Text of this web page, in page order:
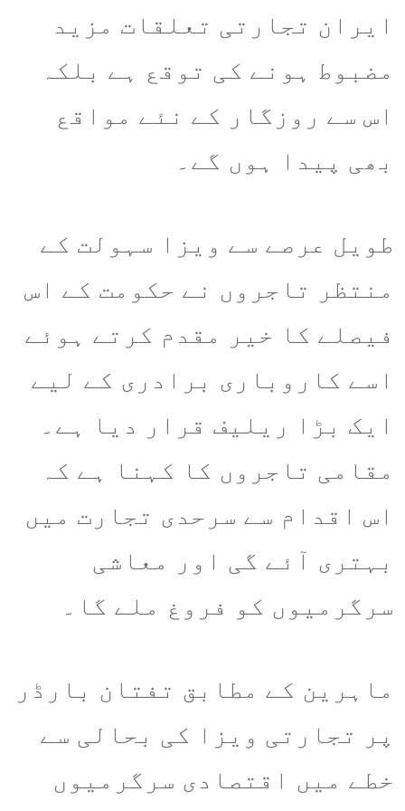
ایران تجارتی تعلقات مزید
مضبوط ہونے کی توقع ہے بلکہ
اس سے روزگار کے نئے مواقع
بھی پیدا ہوں گے۔
طویل عرصے سے ویزا سہولت کے
منتظر تاجروں نے حکومت کے اس
فیصلے کا خیر مقدم کرتے ہوئے
اسے کاروباری برادری کے لیے
ایک بڑا ریلیف قرار دیا ہے۔
مقامی تاجروں کا کہنا ہے کہ
اس اقدام سے سرحدی تجارت میں
بہتری آئے گی اور معاشی
سرگرمیوں کو فروغ ملے گا۔
ماہرین کے مطابق تفتان بارڈر
پر تجارتی ویزا کی بحالی سے
خطے میں اقتصادی سرگرمیوں